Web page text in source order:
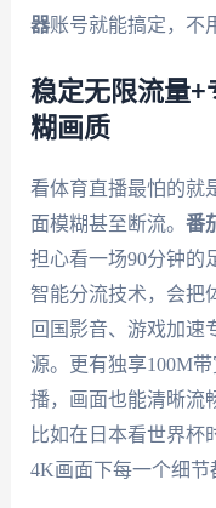
器账号就能搞定，不
稳定无限流量+
糊画质
看体育直播最怕的就
面模糊甚至断流。 番
担心看一场90分钟的
智能分流技术，会把
回国影音、游戏加速
源。更有独享100M
播，画面也能清晰流
比如在日本看世界杯
4K画面下每一个细节